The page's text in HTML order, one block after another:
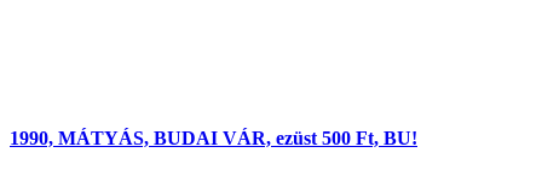
1990, MÁTYÁS, BUDAI VÁR, ezüst 500 Ft, BU!